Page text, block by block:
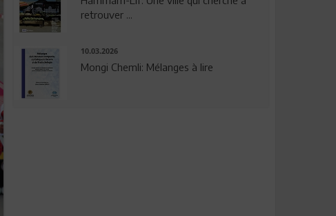
retrouver ...
10.03.2026
Mongi Chemli: Mélanges à lire